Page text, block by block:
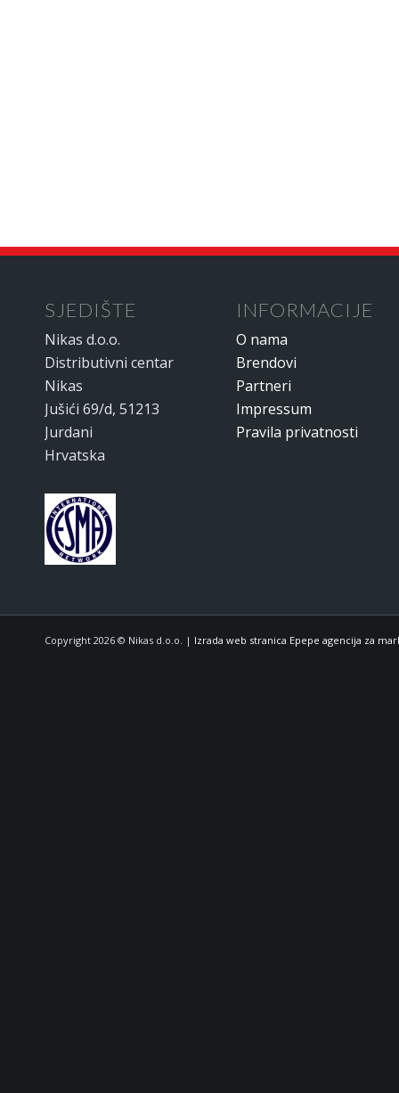
SJEDIŠTE
Nikas d.o.o.
Distributivni centar
Nikas
Jušići 69/d, 51213
Jurdani
Hrvatska
INFORMACIJE
O nama
Brendovi
Partneri
Impressum
Pravila privatnosti
Copyright 2026 © Nikas d.o.o. | Izrada web stranica Epepe agencija za